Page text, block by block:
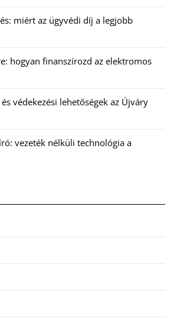
miért az ügyvédi díj a legjobb
hogyan finanszírozd az elektromos
védekezési lehetőségek az Újváry
vezeték nélküli technológia a